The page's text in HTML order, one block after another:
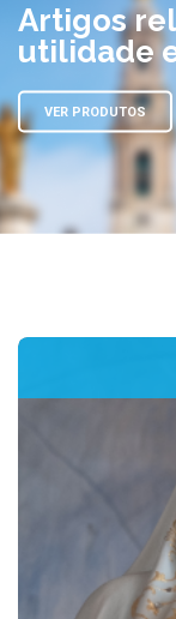
Artigos
utilidade
VER PRODUTOS